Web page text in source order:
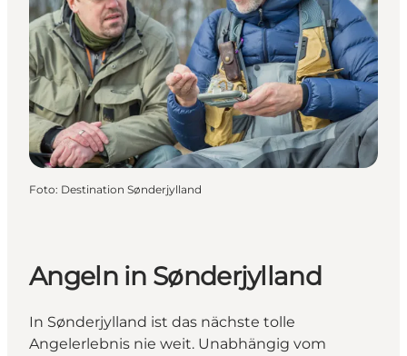
Foto: Destination Sønderjylland
Angeln in Sønderjylland
In Sønderjylland ist das nächste tolle
Angelerlebnis nie weit. Unabhängig vom